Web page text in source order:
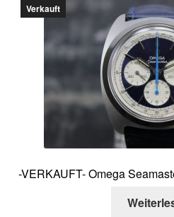
Verkauft
-VERKAUFT- Omega